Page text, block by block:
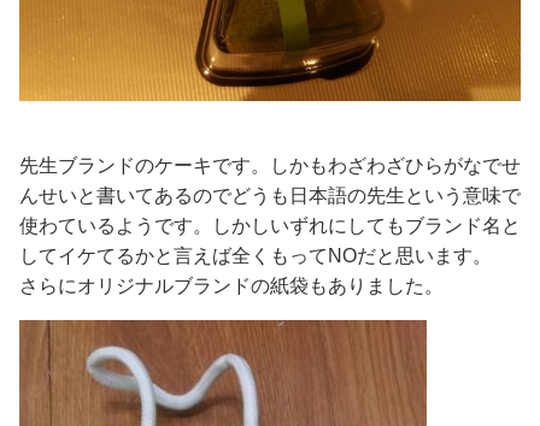
先生ブランドのケーキです。しかもわざわざひらがなでせ
んせいと書いてあるのでどうも日本語の先生という意味で
使わているようです。しかしいずれにしてもブランド名と
してイケてるかと言えば全くもってNOだと思います。
さらにオリジナルブランドの紙袋もありました。